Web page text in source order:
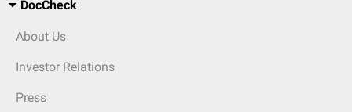
DocCheck
About Us
Investor Relations
Press